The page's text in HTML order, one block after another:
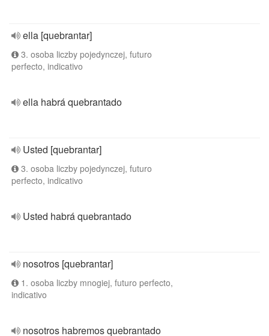
ella [quebrantar]
3. osoba liczby pojedynczej, futuro
perfecto, indicativo
ella habrá quebrantado
Usted [quebrantar]
3. osoba liczby pojedynczej, futuro
perfecto, indicativo
Usted habrá quebrantado
nosotros [quebrantar]
1. osoba liczby mnogiej, futuro perfecto,
indicativo
nosotros habremos quebrantado